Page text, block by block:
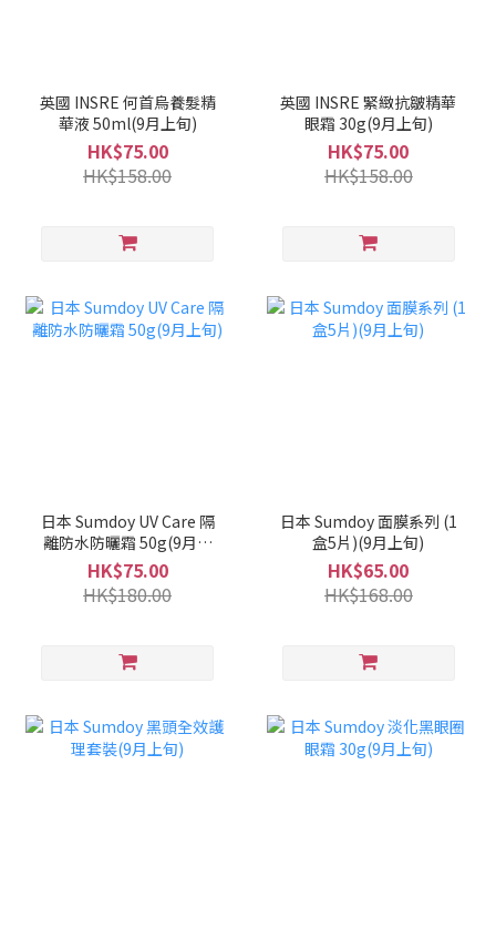
英國 INSRE 何首烏養髮精
華液 50ml(9月上旬)
HK$75.00
HK$158.00
英國 INSRE 緊緻抗皺精華
眼霜 30g(9月上旬)
HK$75.00
HK$158.00
日本 Sumdoy UV Care 隔
離防水防曬霜 50g(9月上
旬)
HK$75.00
HK$180.00
日本 Sumdoy 面膜系列 (1
盒5片)(9月上旬)
HK$65.00
HK$168.00